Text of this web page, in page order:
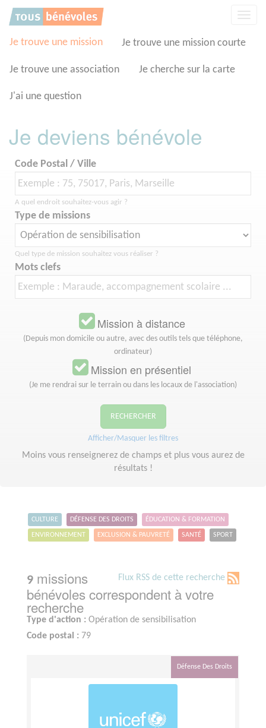
Je trouve une mission Je trouve une mission courte
Je trouve une association Je cherche sur la carte
J'ai une question
Je deviens bénévole
Code Postal / Ville
A quel endroit souhaitez-vous agir ?
Type de missions
Quel type de mission souhaitez vous réaliser ?
Mots clefs
Mission à distance
(Depuis mon domicile ou autre, avec des outils tels que téléphone,
ordinateur)
Mission en présentiel
(Je me rendrai sur le terrain ou dans les locaux de l'association)
RECHERCHER
Afficher/Masquer les filtres
Moins vous renseignerez de champs et plus vous aurez de
résultats !
CULTURE DÉFENSE DES DROITS ÉDUCATION & FORMATION
ENVIRONNEMENT EXCLUSION & PAUVRETÉ SANTÉ SPORT
Flux RSS de cette recherche
9 missions
bénévoles correspondent à votre
recherche
Type d'action : Opération de sensibilisation
Code postal : 79
Défense Des Droits
Panneau de gestion des cookies